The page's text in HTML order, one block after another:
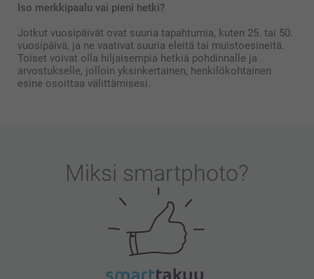
Iso merkkipaalu vai pieni hetki?
Jotkut vuosipäivät ovat suuria tapahtumia, kuten 25. tai 50.
vuosipäivä, ja ne vaativat suuria eleitä tai muistoesineitä.
Toiset voivat olla hiljaisempia hetkiä pohdinnalle ja
arvostukselle, jolloin yksinkertainen, henkilökohtainen
esine osoittaa välittämisesi.
Miksi smartphoto?